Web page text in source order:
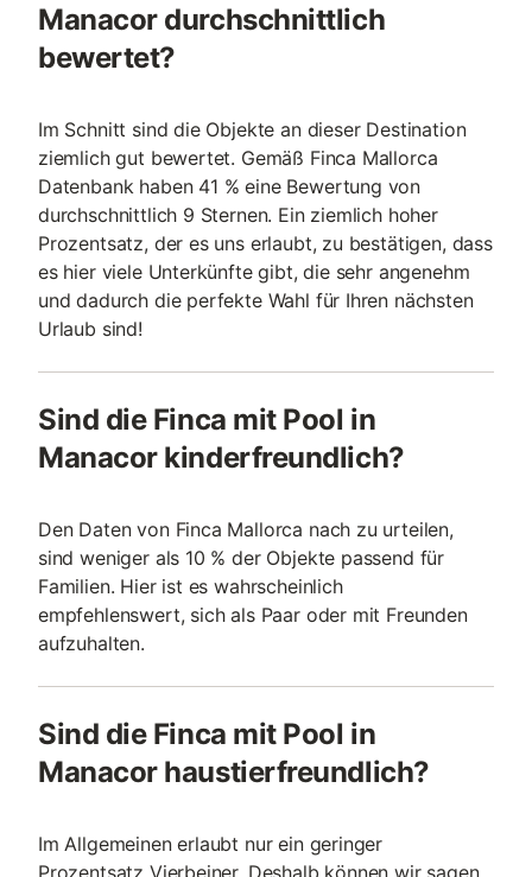
Manacor durchschnittlich
bewertet?
Im Schnitt sind die Objekte an dieser Destination
ziemlich gut bewertet. Gemäß Finca Mallorca
Datenbank haben 41 % eine Bewertung von
durchschnittlich 9 Sternen. Ein ziemlich hoher
Prozentsatz, der es uns erlaubt, zu bestätigen, dass
es hier viele Unterkünfte gibt, die sehr angenehm
und dadurch die perfekte Wahl für Ihren nächsten
Urlaub sind!
Sind die Finca mit Pool in
Manacor kinderfreundlich?
Den Daten von Finca Mallorca nach zu urteilen,
sind weniger als 10 % der Objekte passend für
Familien. Hier ist es wahrscheinlich
empfehlenswert, sich als Paar oder mit Freunden
aufzuhalten.
Sind die Finca mit Pool in
Manacor haustierfreundlich?
Im Allgemeinen erlaubt nur ein geringer
Prozentsatz Vierbeiner. Deshalb können wir sagen,